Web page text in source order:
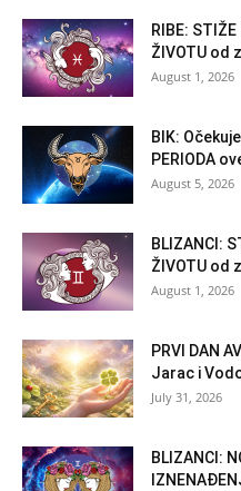
RIBE:
ŽIVOTU od
August 1, 2026
BIK:
PERIODA
August 5, 2026
BLIZANCI:
ŽIVOTU od
August 1, 2026
PRVI DAN
Jarac i
July 31, 2026
BLIZANCI: